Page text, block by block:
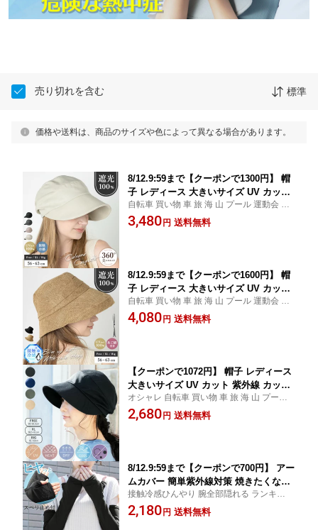
売り切れを含む 標準
価格や送料は、商品のサイズや色によって異なる場合があります。
8/12.9:59まで【クーポンで1300円】 帽
子 レディース 大きいサイズ UV カット
紫外線 カット 「カレアナキャスケッ
ト」 接触 冷感 人気 つば広 おすすめ オ
自転車 買い物 車 旅 海 山 プール 運動会 公
園 日差し 応援 行事 送り迎え 母 ママ ブラ
ック 黒 ラテ 茶 ライト ベージュ ナチュラル
3,480 円 送料無料
8/12.9:59まで【クーポンで1600円】 帽
子 レディース 大きいサイズ UV カット
紫外線 カット 完全 遮光 冷感 吸湿 「雑
材ブリムアップハット」 人気 つば広 お
自転車 買い物 車 旅 海 山 プール 運動会 公
園 日差し 応援 行事 送り迎え 母 ママ ブラ
ック 黒 ラテ ベージュ ナチュラル セール 25
4,080 円 送料無料
【クーポンで1072円】 帽子 レディース
大きいサイズ UV カット 紫外線 カット
遮光 抗菌 防臭 冷感 「クレンゼキャス
ケット」 人気 つば広 おすすめ オスス
オシャレ 自転車 買い物 車 旅 海 山 プール
運動会 公園 日差し 応援 行事 送り迎え 母
ママ ブラック 黒 カーキ グリーン 緑 ライト
2,680 円 送料無料
8/12.9:59まで【クーポンで700円】 アー
ムカバー 簡単紫外線対策 焼きたくない
ロング 接触冷感 涼しい UV 日焼け UV
カット 紫外線ケア 紫外線対策 uv対策 U
接触冷感ひんやり 腕全部隠れる ランキング
1位獲得 2503
2,180 円 送料無料